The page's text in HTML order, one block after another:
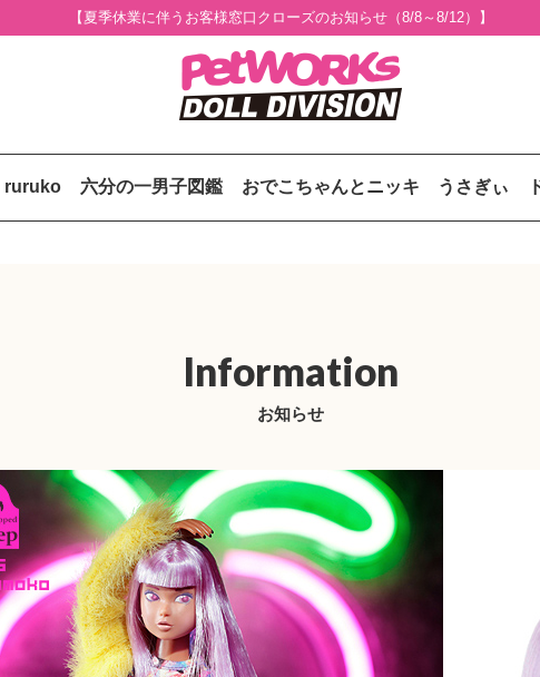
【夏季休業に伴うお客様窓口クローズのお知らせ（8/8～8/12）】
ruruko 六分の一男子図鑑 おでこちゃんとニッキ うさぎぃ
Information
お知らせ